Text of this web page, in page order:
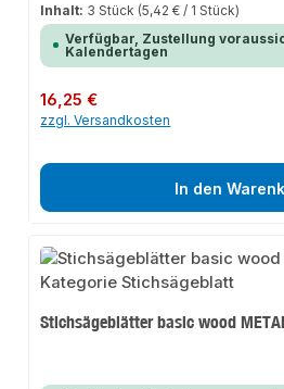
Inhalt: 3 Stück (5,42 € / 1 Stück)
Verfügbar, Zustellung
Kalendertagen
Regulärer Preis:
16,25 €
zzgl. Versandkosten
In den
Stichsägeblätter basic wood